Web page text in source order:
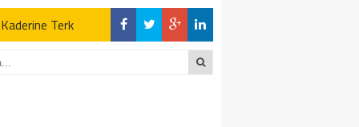
Terk